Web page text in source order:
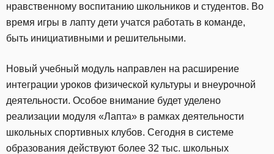
нравственному воспитанию школьников и студентов. Во
время игры в лапту дети учатся работать в команде,
быть инициативными и решительными.
Новый учебный модуль направлен на расширение
интеграции уроков физической культуры и внеурочной
деятельности. Особое внимание будет уделено
реализации модуля «Лапта» в рамках деятельности
школьных спортивных клубов. Сегодня в системе
образования действуют более 32 тыс. школьных